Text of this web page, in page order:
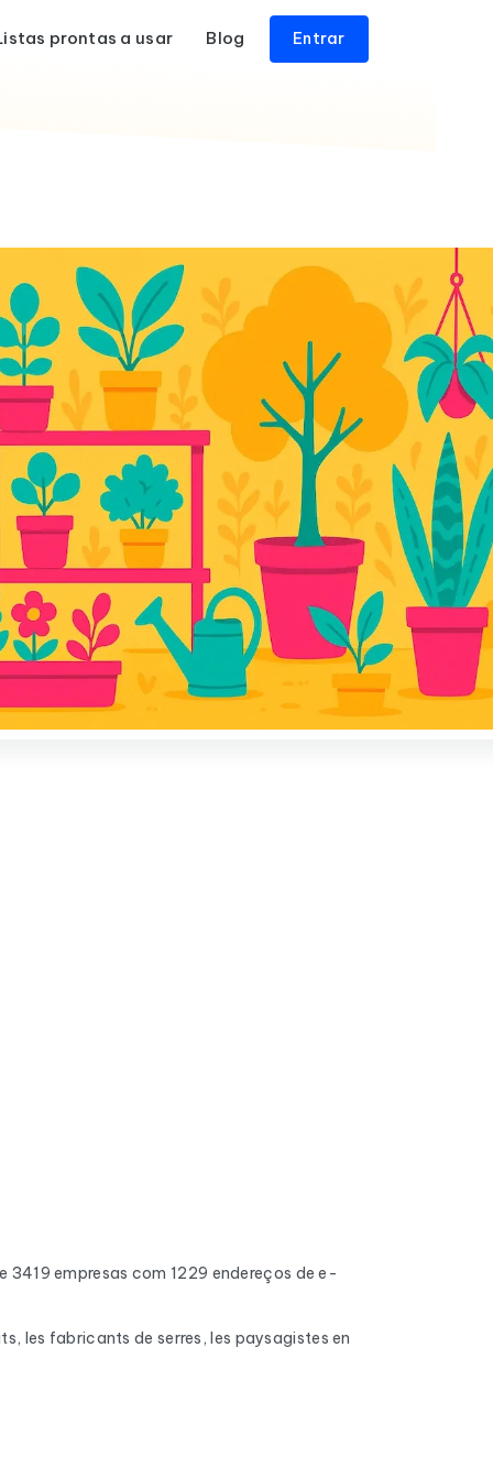
prontas a usar Blog Entrar
3419 empresas com 1229 endereços de e-
les fabricants de serres, les paysagistes en
Os endereços inválidos, as caixas de
o número de telefone fixo e móvel,